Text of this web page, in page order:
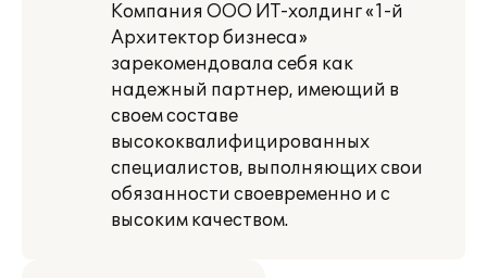
Компания ООО ИТ-холдинг «1-й
Архитектор бизнеса»
зарекомендовала себя как
надежный партнер, имеющий в
своем составе
высококвалифицированных
специалистов, выполняющих свои
обязанности своевременно и с
высоким качеством.